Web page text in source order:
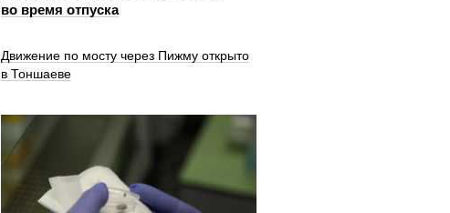
во время отпуска
Движение по мосту через Пижму открыто
в Тоншаеве